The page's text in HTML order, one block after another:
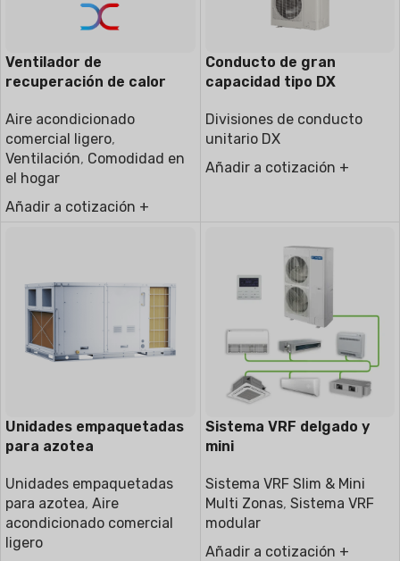
Ventilador de
recuperación de calor
Aire acondicionado
comercial ligero,
Ventilación, Comodidad en
el hogar
Añadir a cotización +
Conducto de gran
capacidad tipo DX
Divisiones de conducto
unitario DX
Añadir a cotización +
Unidades empaquetadas
para azotea
Unidades empaquetadas
para azotea, Aire
acondicionado comercial
ligero
Sistema VRF delgado y
mini
Sistema VRF Slim & Mini
Multi Zonas, Sistema VRF
modular
Añadir a cotización +